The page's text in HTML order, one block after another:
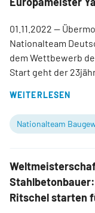
01.11.2022 —
Nationalteam
dem Wettbewerb
Start geht der
WEITERLESEN
Nationalteam
Ritschel starten